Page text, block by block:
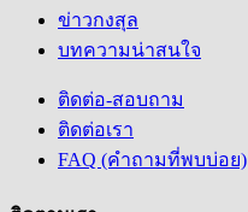
ข่าวกงสุล
บทความน่าสนใจ
ติดต่อ-สอบถาม
ติดต่อเรา
FAQ (คำถามที่พบบ่อย)